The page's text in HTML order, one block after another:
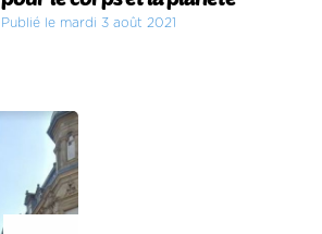
Publié le mardi 3 août 2021